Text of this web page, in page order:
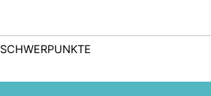
SCHWERPUNKTE